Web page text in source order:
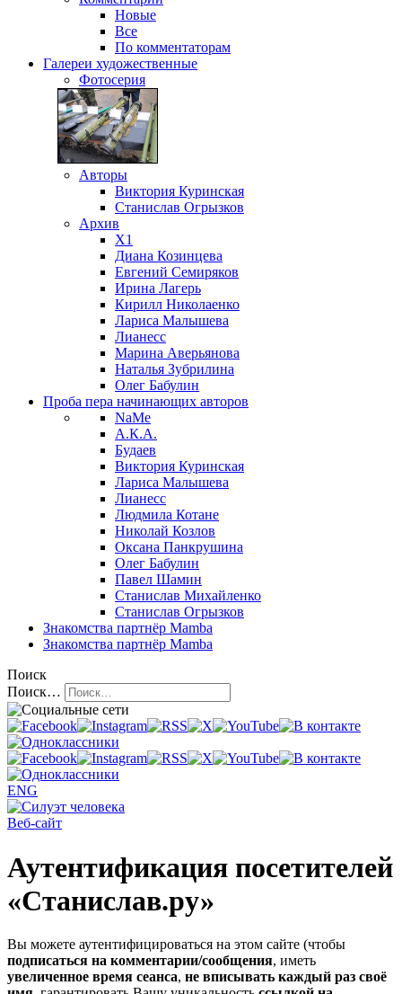
Новые
Все
По комментаторам
Галереи художественные
Фотосерия
Авторы
Виктория Куринская
Станислав Огрызков
Архив
X1
Диана Козинцева
Евгений Семиряков
Ирина Лагерь
Кирилл Николаенко
Лариса Малышева
Лианесс
Марина Аверьянова
Наталья Зубрилина
Олег Бабулин
Проба пера начинающих авторов
NaMe
А.К.А.
Будаев
Виктория Куринская
Лариса Малышева
Лианесс
Людмила Котане
Николай Козлов
Оксана Панкрушина
Олег Бабулин
Павел Шамин
Станислав Михайленко
Станислав Огрызков
Знакомства партнёр Mamba
Знакомства партнёр Mamba
Поиск
Поиск…
ENG
Веб-сайт
Аутентификация посетителей
«Станислав.ру»
Вы можете аутентифицироваться на этом сайте (чтобы
подписаться на комментарии/сообщения, иметь
увеличенное время сеанса, не вписывать каждый раз своё